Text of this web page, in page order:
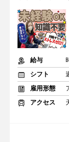
給与
シフト
雇用形態
アクセス